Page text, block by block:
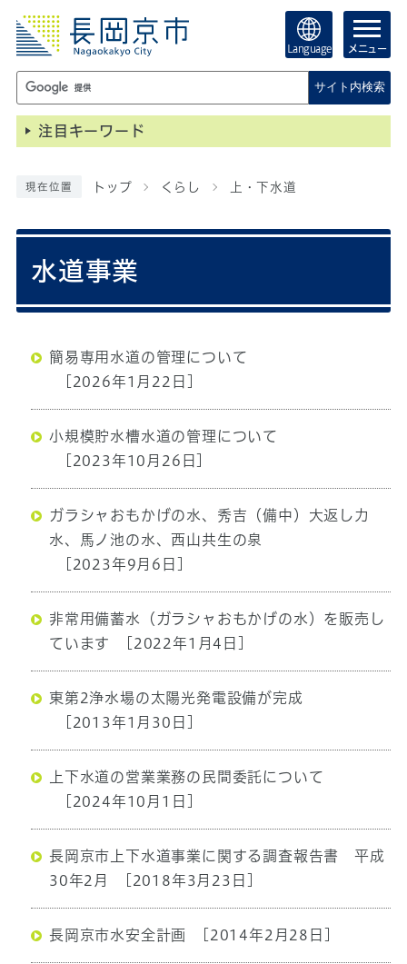
Language メニュー
サイト内検索
注目キーワード
現在位置 トップ くらし 上・下水道
水道事業
簡易専用水道の管理について
[2026年1月22日]
小規模貯水槽水道の管理について
[2023年10月26日]
ガラシャおもかげの水、秀吉（備中）大返し力
水、馬ノ池の水、西山共生の泉
[2023年9月6日]
非常用備蓄水（ガラシャおもかげの水）を販売し
ています
[2022年1月4日]
東第2浄水場の太陽光発電設備が完成
[2013年1月30日]
上下水道の営業業務の民間委託について
[2024年10月1日]
長岡京市上下水道事業に関する調査報告書 平成
30年2月
[2018年3月23日]
長岡京市水安全計画 [2014年2月28日]